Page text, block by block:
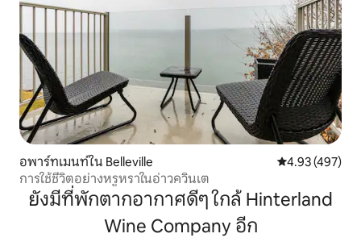
อพาร์ทเมนท์ใน Belleville คะแนนเฉลี่ย
4.93 (497)
การใช้ชีวิตอย่างหรูหราในอ่าวควินเต
ยังมีที่พักตากอากาศดีๆ ใกล้ Hinterland
Wine Company อีก